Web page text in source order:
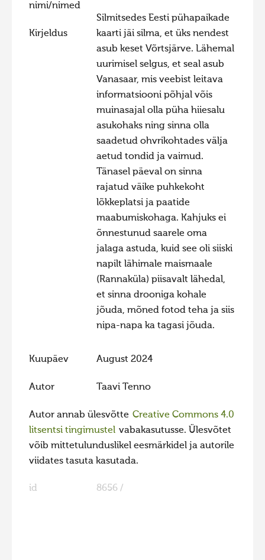
Hiite kuvavõistlus 2021 lisa
Hiite kuvavõistlus 2020
Hiite kuvavõistlus 2020 lisa
Hiite kuvavõistlus 2019
Hiite kuvavõistlus 2018
Hiite kuvavõistlus 2016
Hiite kuvavõistlus 2015
Hiite kuvavõistlus 2014
Hiite kuvavõistlus 2013
Hiite kuvavõistlus 2012
Hiite kuvavõistlus 2011
Hiite kuvavõistlus 2010
Hiite kuvavõistlus 2009
Kontakt
nimi/nimed
Kirjeldus
Silmitsedes Eesti pühapaikade
kaarti jäi silma, et üks nendest
asub keset Võrtsjärve. Lähemal
uurimisel selgus, et seal asub
Vanasaar, mis veebist leitava
informatsiooni põhjal võis
muinasajal olla püha hiiesalu
asukohaks ning sinna olla
saadetud ohvrikohtades välja
aetud tondid ja vaimud.
Tänasel päeval on sinna
rajatud väike puhkekoht
lõkkeplatsi ja paatide
maabumiskohaga. Kahjuks ei
õnnestunud saarele oma
jalaga astuda, kuid see oli siiski
napilt lähimale maismaale
(Rannaküla) piisavalt lähedal,
et sinna drooniga kohale
jõuda, mõned fotod teha ja siis
nipa-napa ka tagasi jõuda.
Kuupäev August 2024
Autor Taavi Tenno
Autor annab ülesvõtte Creative Commons 4.0
litsentsi tingimustel vabakasutusse. Ülesvõtet
võib mittetulunduslikel eesmärkidel ja autorile
viidates tasuta kasutada.
id 8656 /